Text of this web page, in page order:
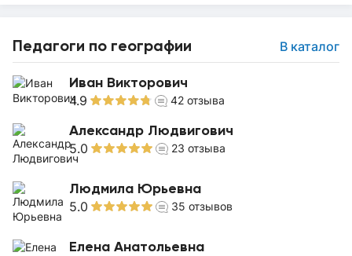
Педагоги по географии В каталог
Иван Викторович
4.9 42 отзыва
Александр Людвигович
5.0 23 отзыва
Людмила Юрьевна
5.0 35 отзывов
Елена Анатольевна